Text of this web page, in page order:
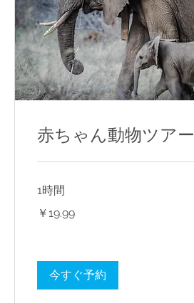
赤ちゃん動物ツアー
1時間
円
￥19.99
今すぐ予約